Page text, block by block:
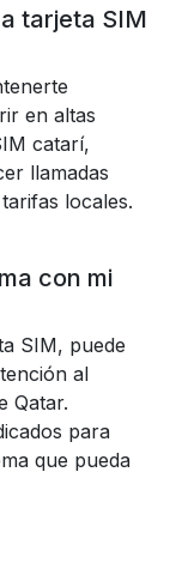
tarjeta SIM
en altas
catarí,
llamadas
locales.
con mi
SIM, puede
al
Qatar.
para
que pueda